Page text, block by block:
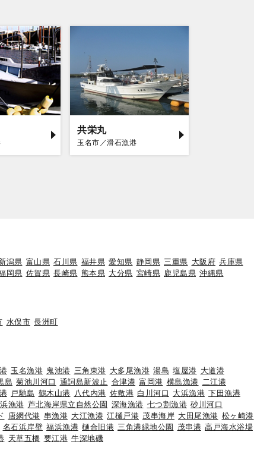
共栄丸
玉名市／滑石漁港
潟県 富山県 石川県 福井県 愛知県 静岡県 三重県 大阪府 兵庫県
岡県 佐賀県 長崎県 熊本県 大分県 宮崎県 鹿児島県 沖縄県
水俣市 長洲町
玉名漁港 鬼池港 三角東港 大多尾漁港 湯島 塩屋港 大道港
島 菊池川河口 通詞島新波止 合津港 富岡港 横島漁港 二江港
戸馳島 鶴木山港 八代内港 佐敷港 白川河口 大浜漁港 下田漁港
漁港 芦北海岸県立自然公園 深海漁港 七つ割漁港 砂川河口
唐網代港 串漁港 大江漁港 江樋戸港 茂串海岸 大田尾漁港 松ヶ崎港
名石浜岸壁 福浜漁港 樋合旧港 三角港緑地公園 茂串港 高戸海水浴場
天草五橋 要江港 牛深地磯